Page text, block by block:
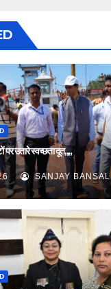
पर उतारे स्वच्छता दूत,,,,
SANJAY BANSAL